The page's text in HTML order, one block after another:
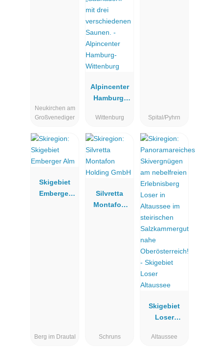
Neukirchen am
Großvenediger
Alpincenter
Hamburg-
Wittenburg Spital/Pyhrn
Skigebiet
Emberger
Berg im Drautal
Silvretta
Montafon
Schruns
Skigebiet
Loser
Altaussee